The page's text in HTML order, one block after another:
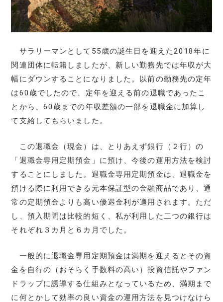
サラリーマンとして55歳の誕生日を迎えた2018年に
関連団体に転籍しましたが、新しい勤務先では年収が大
幅にダウンすることになりました。以前の勤務先の定年
は60歳でしたので、定年を迎える前の退職であったこ
とから、60歳までの年収差額の一部を退職金に加算し
て支給してもらいました。
この退職金（現金）は、とりあえず銀行（２行）の
「退職金専用定期預金」に預け、今後の運用方法を検討
することにしました。退職金専用定期預金は、退職金を
預ける際に利用できる元本保証型の金融商品であり、通
常の定期預金よりも高い優遇金利が適用されます。ただ
し、預入期間は比較的短く、私が利用した二つの銀行は
それぞれ３カ月と６カ月でした。
一般的に退職金専用定期預金は満期を迎えるとその資
金を自行の（おそらく手数料の高い）投資信託やファン
ドラップに誘導する仕組みとなっているため、満期まで
に何とかして効率の良い資金の運用方法を見つけなけら